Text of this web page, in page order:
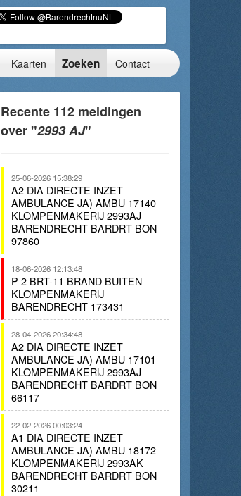
Kaarten Zoeken Contact
Recente 112 meldingen
over "2993 AJ"
25-06-2026 15:38:29
A2 DIA DIRECTE INZET
AMBULANCE JA) AMBU 17140
KLOMPENMAKERIJ 2993AJ
BARENDRECHT BARDRT BON
97860
18-06-2026 12:13:48
P 2 BRT-11 BRAND BUITEN
KLOMPENMAKERIJ
BARENDRECHT 173431
28-04-2026 20:34:48
A2 DIA DIRECTE INZET
AMBULANCE JA) AMBU 17101
KLOMPENMAKERIJ 2993AJ
BARENDRECHT BARDRT BON
66117
22-02-2026 00:03:24
A1 DIA DIRECTE INZET
AMBULANCE JA) AMBU 18172
KLOMPENMAKERIJ 2993AK
BARENDRECHT BARDRT BON
30211